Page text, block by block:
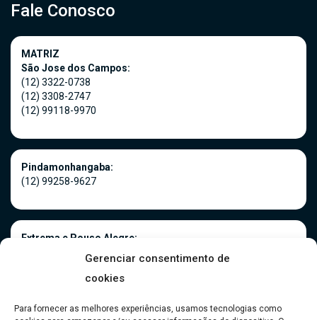
Gerenciar consentimento de
cookies
Para fornecer as melhores experiências, usamos tecnologias como
Fale Conosco
MATRIZ
São Jose dos Campos:
(12) 3322-0738
(12) 3308-2747
(12) 99118-9970
Pindamonhangaba:
(12) 99258-9627
Extrema e Pouso Alegre:
(35) 3181-0966